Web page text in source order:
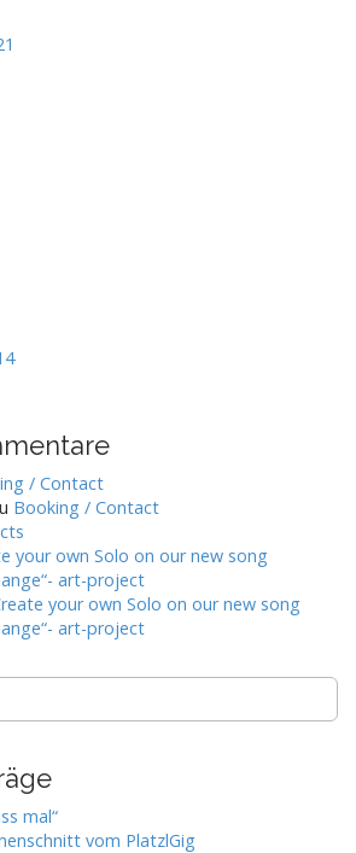
/ Contact
Booking / Contact
your own Solo on our new song
art-project
your own Solo on our new song
art-project
mal“
vom PlatzlGig